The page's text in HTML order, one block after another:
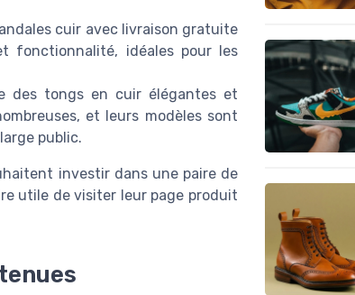
cuir avec livraison gratuite
fonctionnalité, idéales pour les
des tongs en cuir élégantes et
et leurs modèles sont
public.
investir dans une paire de
utile de visiter leur page produit